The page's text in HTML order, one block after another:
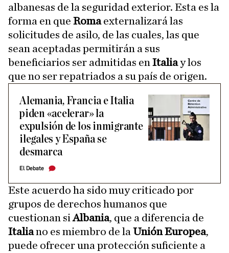
albanesas de la seguridad exterior. Esta es la
forma en que Romaexternalizará las
solicitudes de asilo, de las cuales, las que
sean aceptadas permitirán a sus
beneficiarios ser admitidas en Italiay los
que no ser repatriados a su país de origen.
Alemania, Francia e Italia
piden «acelerar» la
expulsión de los inmigrante
ilegales y España se
desmarca
El Debate
Este acuerdo ha sido muy criticado por
grupos de derechos humanos que
cuestionan siAlbania, que a diferencia de
Italiano es miembro de la Unión Europea,
puede ofrecer una protección suficiente a